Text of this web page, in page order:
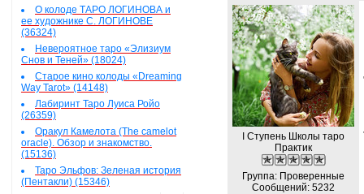
О колоде ТАРО ЛОГИНОВА и
ее художнике С. ЛОГИНОВЕ
(36324)
Невероятное таро «Элизиум
Снов и Теней» (18024)
Старое кино колоды «Dreaming
Way Tarot» (14148)
Лабиринт Таро Луиса Ройо
(26359)
Оракул Камелота (The camelot
oracle). Обзор и знакомство.
(15136)
Таро Эльфов: Зеленая история
(Пентакли) (15346)
I Ступень Школы таро
Практик
Группа: Проверенные
Сообщений: 5232